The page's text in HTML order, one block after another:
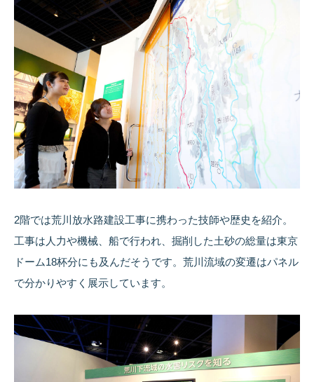
2階では荒川放水路建設工事に携わった技師や歴史を紹介。
工事は人力や機械、船で行われ、掘削した土砂の総量は東京
ドーム18杯分にも及んだそうです。荒川流域の変遷はパネル
で分かりやすく展示しています。